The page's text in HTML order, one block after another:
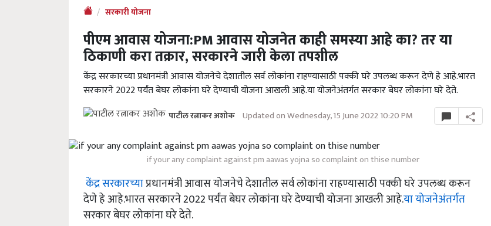
सरकारी योजना
पीएम आवास योजना:PM आवास योजनेत काही समस्या आहे का? तर या
ठिकाणी करा तक्रार, सरकारने जारी केला तपशील
केंद्र सरकारच्या प्रधानमंत्री आवास योजनेचे देशातील सर्व लोकांना राहण्यासाठी पक्की घरे उपलब्ध करून देणे हे आहे.भारत
सरकारने 2022 पर्यंत बेघर लोकांना घरे देण्याची योजना आखली आहे.या योजनेअंतर्गत सरकार बेघर लोकांना घरे देते.
पाटील रत्नाकर अशोक Updated on Wednesday, 15 June 2022 10:20 PM
if your any complaint against pm aawas yojna so complaint on thise number
केंद्र सरकारच्याप्रधानमंत्री आवास योजनेचे देशातील सर्व लोकांना राहण्यासाठी पक्की घरे उपलब्ध करून
देणे हे आहे.भारत सरकारने 2022 पर्यंत बेघर लोकांना घरे देण्याची योजना आखली आहे.या योजनेअंतर्गत
सरकार बेघर लोकांना घरे देते.